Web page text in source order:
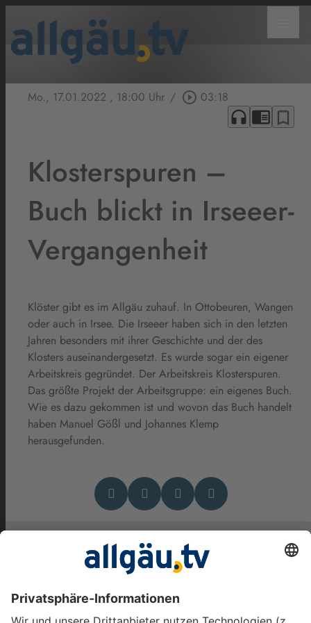
Mo., 17.01.2022 , 18:00 Uhr / play_circle_outline 03:18
headphones chrome_reader_mode bookmark_border
Klosterspuren –
Buch blickt in Irseeer-
Vergangenheit
Klöster gibt es im Allgäu zuhauf. In Ottobeuren, Wangen
oder auch in Irsee. Die Irseeer haben sich in den letzten
Jahren besonders mit ihrer Geschichte und der des
Klosters auseinandergesetzt. Es wurde sogar ein eigener
Arbeitskreis gegründet. Der Arbeitskreis Klosterspuren.
Das größte Projekt der Arbeitsgruppe: ein eigenes Buch.
Wie es dazu gekommen ist und wovon das Buch handelt
haben Manuel Gößl und Johannes Klemp
herausgefunden.
Das könnte Dich auch
interessieren